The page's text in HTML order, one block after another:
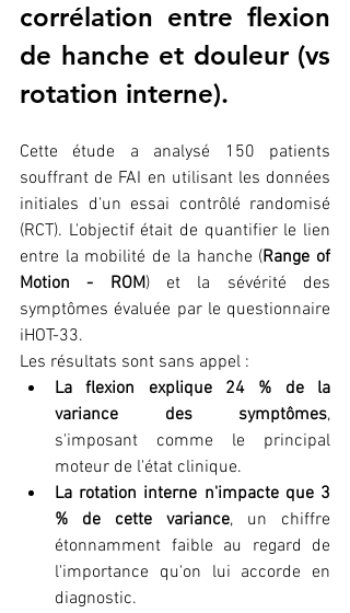
corrélation entre flexion
de hanche et douleur (vs
rotation interne).
Cette étude a analysé 150 patients
souffrant de FAI en utilisant les données
initiales d'un essai contrôlé randomisé
(RCT). L'objectif était de quantifier le lien
entre la mobilité de la hanche (Range of
Motion - ROM) et la sévérité des
symptômes évaluée par le questionnaire
iHOT-33.
Les résultats sont sans appel :
La flexion explique 24 % de la
variance des symptômes,
s'imposant comme le principal
moteur de l'état clinique.
La rotation interne n'impacte que 3
% de cette variance, un chiffre
étonnamment faible au regard de
l'importance qu'on lui accorde en
diagnostic.